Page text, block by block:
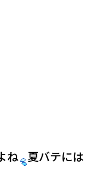
ね 夏バテには